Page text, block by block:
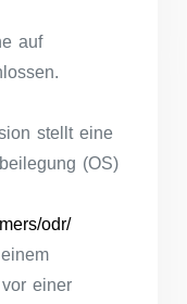
auf
stellt eine
(OS)
odr/
einer